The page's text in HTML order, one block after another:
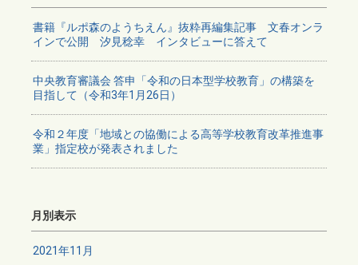
書籍『ルポ森のようちえん』抜粋再編集記事 文春オンラ
インで公開 汐見稔幸 インタビューに答えて
中央教育審議会 答申「令和の日本型学校教育」の構築を
目指して（令和3年1月26日）
令和２年度「地域との協働による高等学校教育改革推進事
業」指定校が発表されました
月別表示
2021年11月